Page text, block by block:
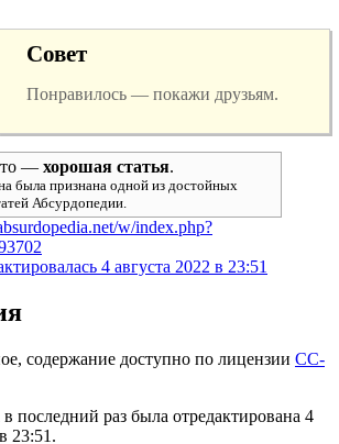
Совет
Понравилось — покажи друзьям.
—хорошая статья.
была признана одной из достойных
Абсурдопедии.
w/index.php?
4 августа 2022 в 23:51
содержание доступно по лицензии CC-
последний раз была отредактирована 4
23:51.